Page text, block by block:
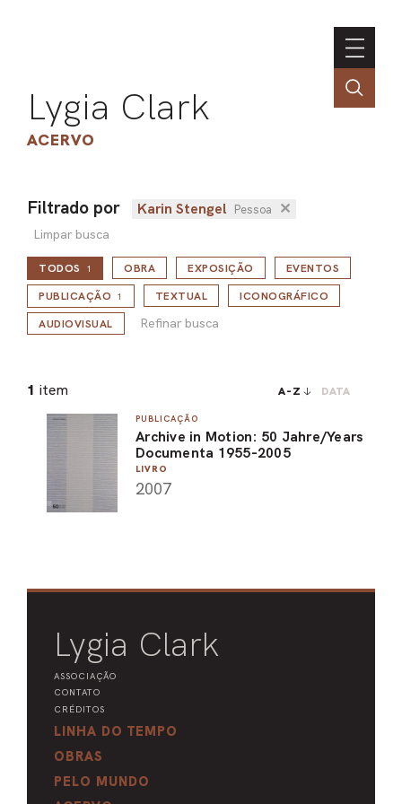
Lygia Clark
ACERVO
Filtrado por Karin Stengel Pessoa ✕
Limpar busca
TODOS 1
Refinar busca
OBRA EXPOSIÇÃO
EVENTOS
PUBLICAÇÃO
1 TEXTUAL
ICONOGRÁFICO
AUDIOVISUAL
Refinar busca
1 item A-Z DATA
PUBLICAÇÃO
Archive in Motion: 50 Jahre/Years
Documenta 1955-2005
LIVRO
2007
Lygia Clark
ASSOCIAÇÃO
CONTATO
CRÉDITOS
LINHA DO TEMPO
OBRAS
PELO MUNDO